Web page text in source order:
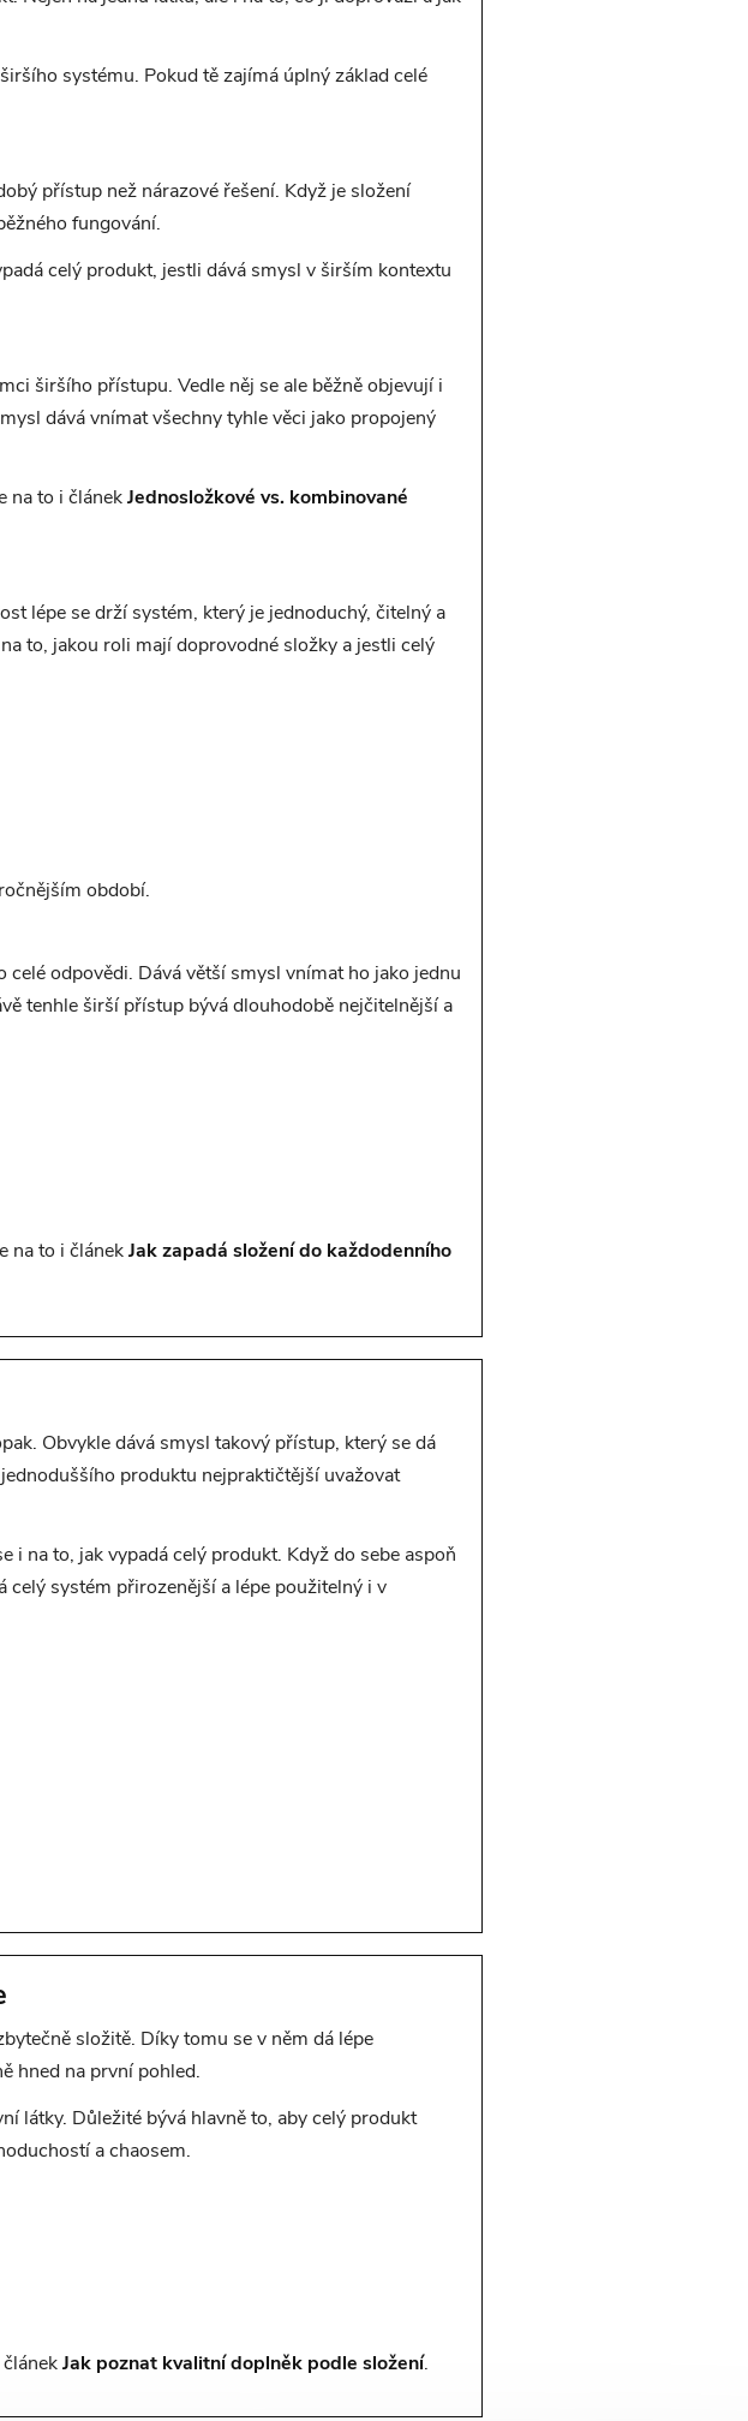
systému. Pokud tě zajímá úplný základ celé
přístup než nárazové řešení. Když je složení
fungování.
celý produkt, jestli dává smysl v širším kontextu
širšího přístupu. Vedle něj se ale běžně objevují i
dává vnímat všechny tyhle věci jako propojený
na to i článekJednosložkové vs. kombinované
lépe se drží systém, který je jednoduchý, čitelný a
to, jakou roli mají doprovodné složky a jestli celý
období.
odpovědi. Dává větší smysl vnímat ho jako jednu
tenhle širší přístup bývá dlouhodobě nejčitelnější a
na to i článekJak zapadá složení do každodenního
Obvykle dává smysl takový přístup, který se dá
produktu nejpraktičtější uvažovat
i na to, jak vypadá celý produkt. Když do sebe aspoň
systém přirozenější a lépe použitelný i v
složitě. Díky tomu se v něm dá lépe
hned na první pohled.
látky. Důležité bývá hlavně to, aby celý produkt
a chaosem.
Jak poznat kvalitní doplněk podle složení.